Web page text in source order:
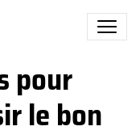
pour
le bon